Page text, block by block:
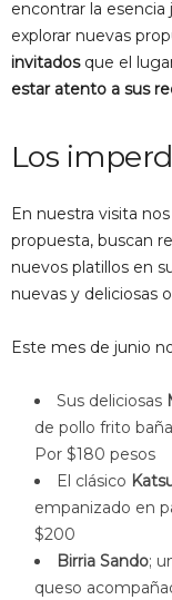
encontrar la
explorar nuevas
invitadosque el
estar atento a sus
Los
En nuestra visita
propuesta, buscan
nuevos platillos en
nuevas y deliciosas
Este mes de junio
Sus deliciosas
de pollo frito
Por $180 pesos
El clásico
empanizado en
$200
Birria Sando;
queso